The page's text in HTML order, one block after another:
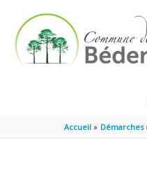
Accueil Démarches